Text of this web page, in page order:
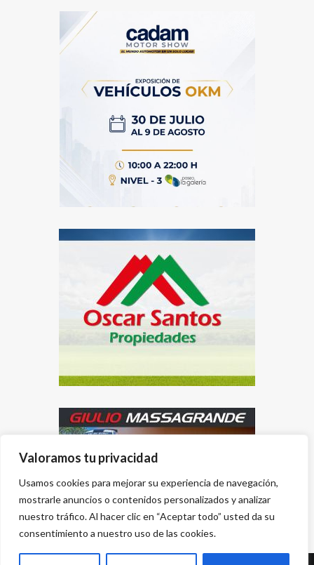
Valoramos tu privacidad
Usamos cookies para mejorar su experiencia de navegación,
mostrarle anuncios o contenidos personalizados y analizar
nuestro tráfico. Al hacer clic en “Aceptar todo” usted da su
consentimiento a nuestro uso de las cookies.